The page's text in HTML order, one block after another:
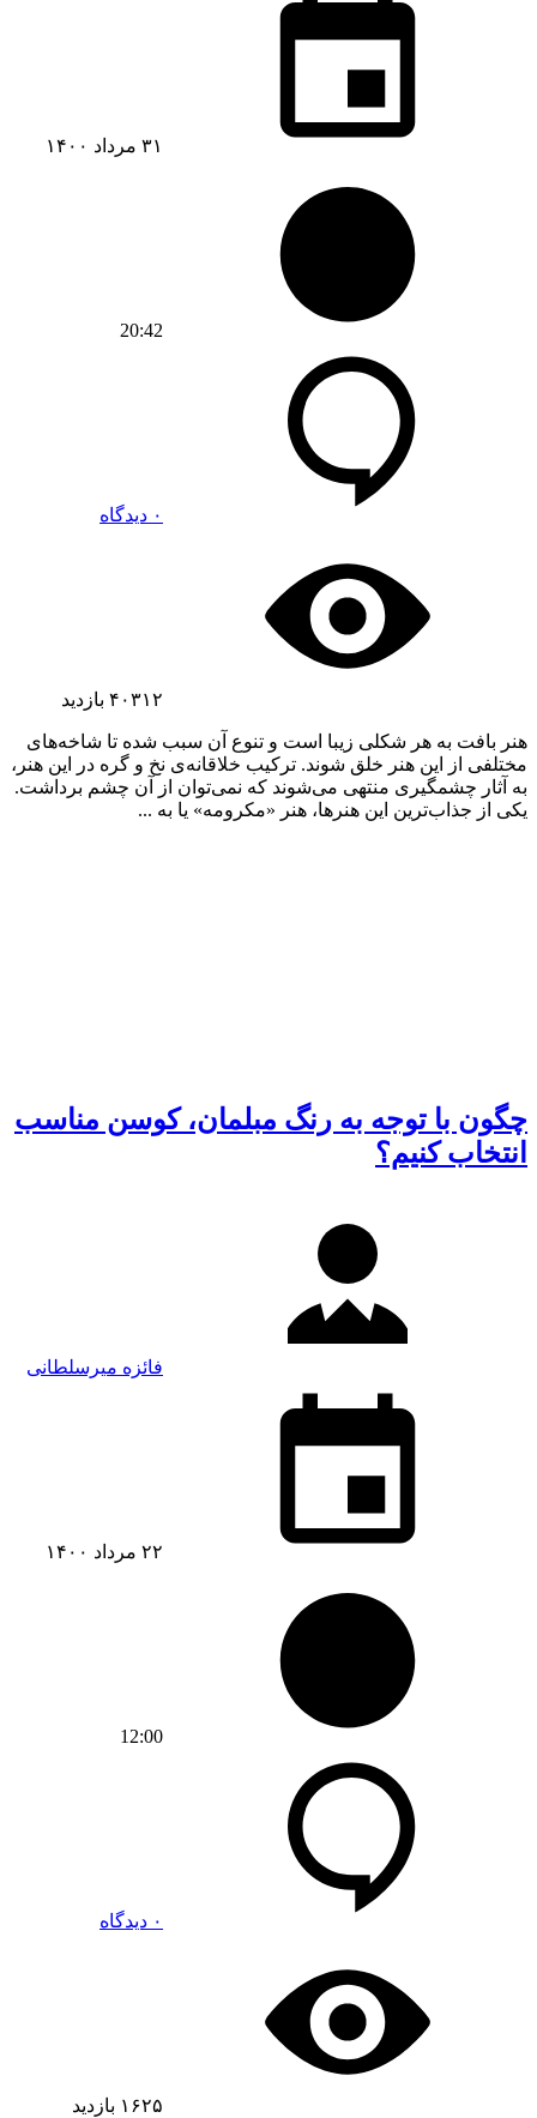
۳۱ مرداد ۱۴۰۰
20:42
۰ دیدگاه
۴۰۳۱۲ بازدید
هنر بافت به هر شکلی زیبا است و تنوع آن سبب شده تا شاخه‌های
مختلفی از این هنر خلق شوند. ترکیب خلاقانه‌ی نخ و گره در این هنر،
به آثار چشمگیری منتهی می‌شوند که نمی‌توان از آن چشم برداشت.
یکی از جذاب‌ترین این هنرها، هنر «مکرومه» یا به ...
چگون با توجه به رنگ مبلمان، کوسن مناسب
انتخاب کنیم؟
فائزه میرسلطانی
۲۲ مرداد ۱۴۰۰
12:00
۰ دیدگاه
۱۶۲۵ بازدید